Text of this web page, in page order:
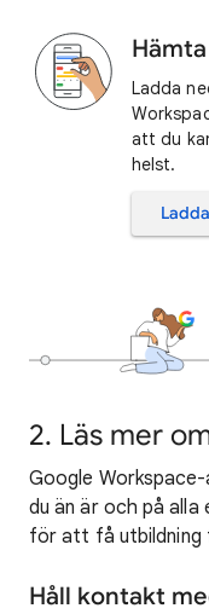
Ladda
att du
helst.
2. Läs mer
Google
du än är och på alla
för att få utbildning
Håll kontakt